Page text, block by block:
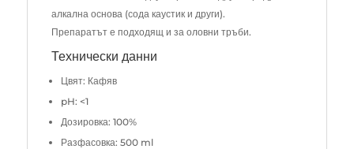
алкална основа (сода каустик и други).
Препаратът е подходящ и за оловни тръби.
Технически данни
Цвят: Кафяв
pH: <1
Дозировка: 100%
Разфасовка: 500 ml